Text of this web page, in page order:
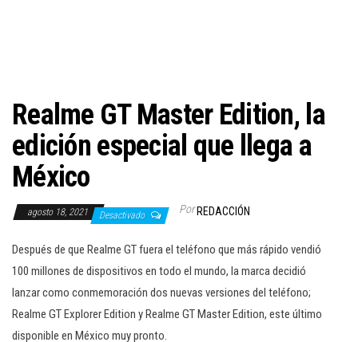
Realme GT Master Edition, la
edición especial que llega a
México
agosto 18, 2021 Desactivado Por REDACCIÓN
Después de que Realme GT fuera el teléfono que más rápido vendió
100 millones de dispositivos en todo el mundo, la marca decidió
lanzar como conmemoración dos nuevas versiones del teléfono;
Realme GT Explorer Edition y Realme GT Master Edition, este último
disponible en México muy pronto.